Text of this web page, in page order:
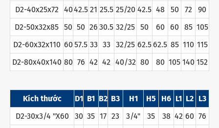
D2-40x25x72
4042.5 21 25.5 25/20 42.5 48 50 72
90
D2-50x32x85 50 50 26 30.5 32/25 50 60 60 85 105
D2-60x32x110 60 57.5 33 33 32/25 62.5 62.5 85 110 115
D2-80x40x140 80 76 42 42 40/32 80 80 105 140 152
Kích thước D1 B1 B2 B3 H1 H5 H6 L1 L2 L3
D2-30x3/4 "X60
30 35 17 23 3/4" 35 38 42 60 76